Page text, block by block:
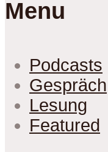
Menu
Podcasts
Gespräch
Lesung
Featured